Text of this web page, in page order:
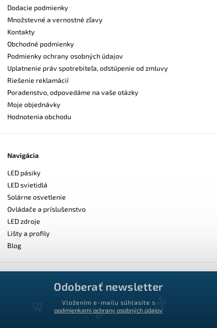
Dodacie podmienky
Množstevné a vernostné zľavy
Kontakty
Obchodné podmienky
Podmienky ochrany osobných údajov
Uplatnenie práv spotrebiteľa, odstúpenie od zmluvy
Riešenie reklamácií
Poradenstvo, odpovedáme na vaše otázky
Moje objednávky
Hodnotenia obchodu
Navigácia
LED pásiky
LED svietidlá
Solárne osvetlenie
Ovládače a príslušenstvo
LED zdroje
Lišty a profily
Blog
Odoberať newsletter
Vložením e-mailu súhlasíte s
podmienkami ochrany osobných údajov